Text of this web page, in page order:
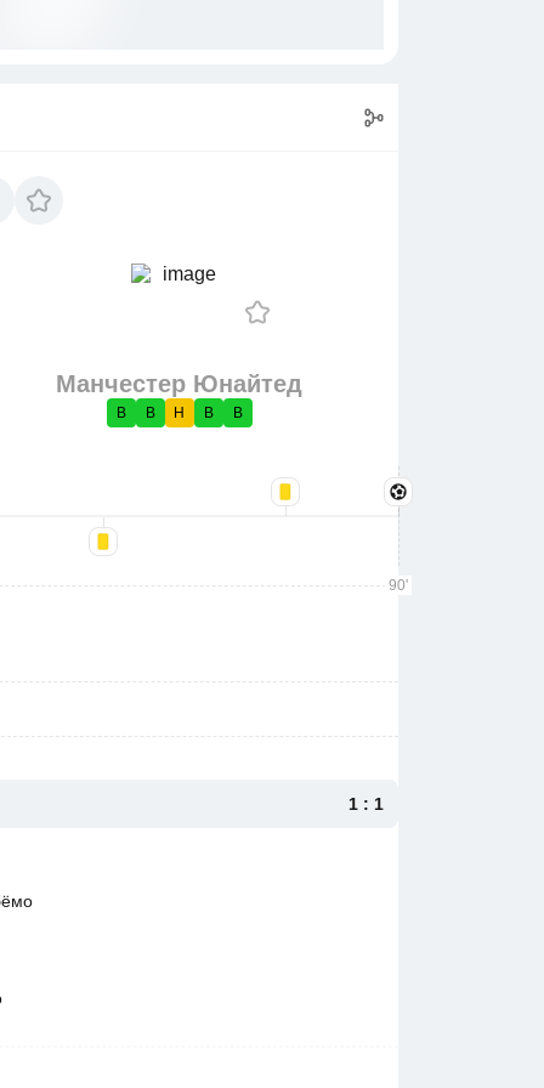
Манчестер Юнайтед
В В Н В В
90'
1 : 1